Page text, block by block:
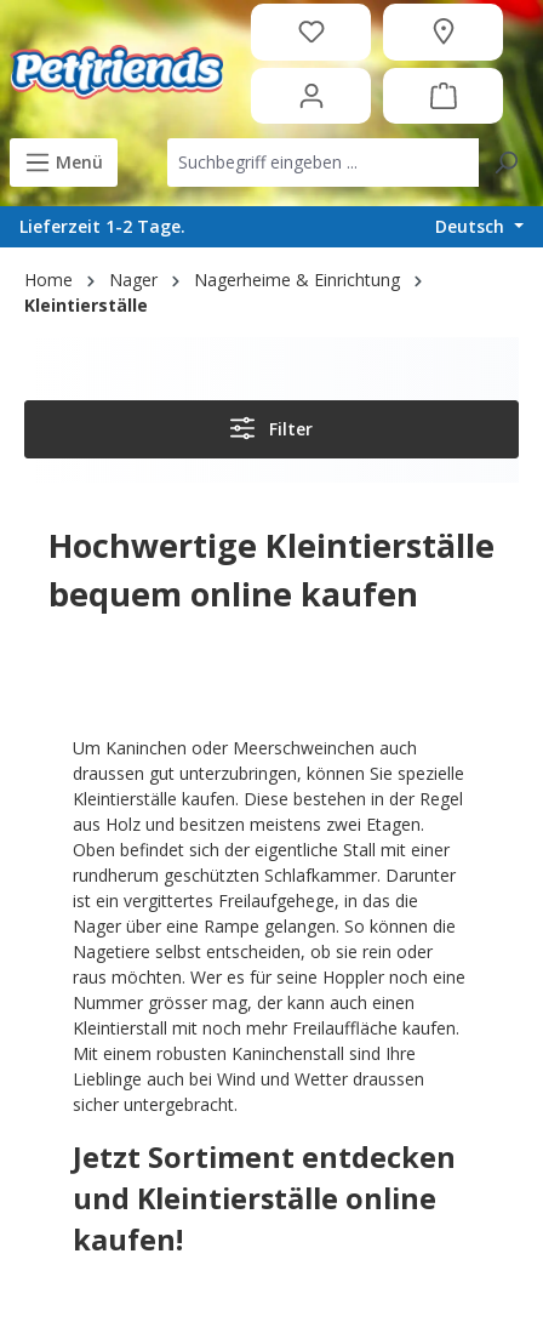
content
Menü
Lieferzeit 1-2 Tage. Deutsch
Home Nager
Nagerheime & Einrichtung
Kleintierställe
Filter
Hochwertige Kleintierställe
bequem online kaufen
Um Kaninchen oder Meerschweinchen auch
draussen gut unterzubringen, können Sie spezielle
Kleintierställe kaufen. Diese bestehen in der Regel
aus Holz und besitzen meistens zwei Etagen.
Oben befindet sich der eigentliche Stall mit einer
rundherum geschützten Schlafkammer. Darunter
ist ein vergittertes Freilaufgehege, in das die
Nager über eine Rampe gelangen. So können die
Nagetiere selbst entscheiden, ob sie rein oder
raus möchten. Wer es für seine Hoppler noch eine
Nummer grösser mag, der kann auch einen
Kleintierstall mit noch mehr Freilauffläche kaufen.
Mit einem robusten Kaninchenstall sind Ihre
Lieblinge auch bei Wind und Wetter draussen
sicher untergebracht.
Jetzt Sortiment entdecken
und Kleintierställe online
kaufen!